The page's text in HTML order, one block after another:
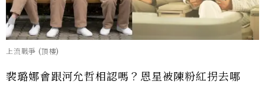
上流戰爭 (頂樓)
裴璐娜會跟河允哲相認嗎？恩星被陳粉紅拐去哪